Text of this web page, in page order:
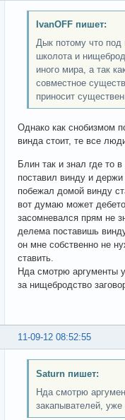
IvanOFF пишет:
Дык потому что
школота и
иного мира, а так
совместное
приносит
Однако как снобизмом
винда стоит, те все
Блин так и знал где то
поставил винду и
побежал домой винду
вот думаю может
засомневался прям не
делема поставишь
он мне собственно не
ставить.
Нда смотрю аргументы
за нищебродство
11-09-12 08:52:55
Saturn пишет:
Нда смотрю
закапывателей,